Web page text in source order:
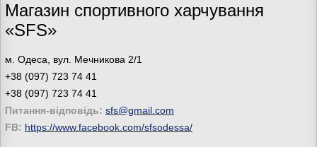
Магазин спортивного харчування
«SFS»
м. Одеса, вул. Мечникова 2/1
+38 (097) 723 74 41
+38 (097) 723 74 41
Питання-відповідь: sfs@gmail.com
FB: https://www.facebook.com/sfsodessa/